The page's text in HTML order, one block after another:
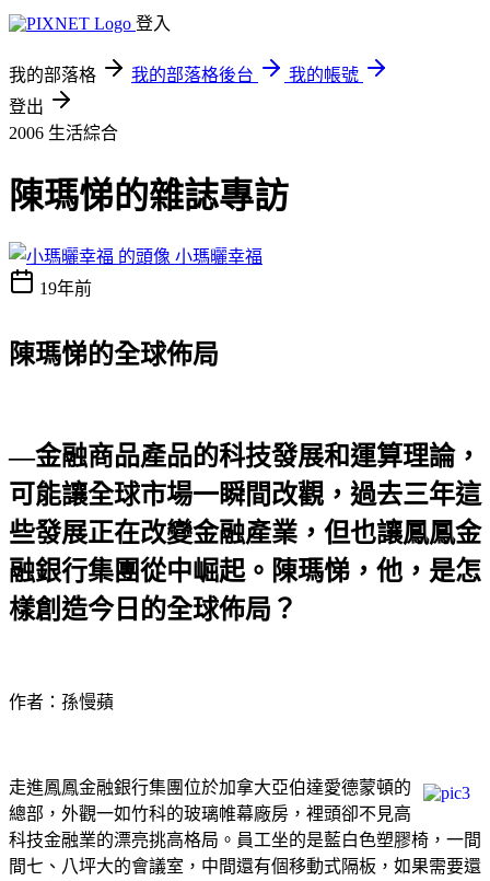
登入
我的部落格 我的部落格後台
我的帳號
登出
2006 生活綜合
陳瑪悌的雜誌專訪
小瑪曬幸福
19年前
陳瑪悌的全球佈局
—金融商品產品的科技發展和運算理論，
可能讓全球市場一瞬間改觀，過去三年這
些發展正在改變金融產業，但也讓鳳鳳金
融銀行集團從中崛起。陳瑪悌，他，是怎
樣創造今日的全球佈局？
作者：孫慢蘋
走進鳳鳳金融銀行集團位於加拿大亞伯達愛德蒙頓的
總部，外觀一如竹科的玻璃帷幕廠房，裡頭卻不見高
科技金融業的漂亮挑高格局。員工坐的是藍白色塑膠椅，一間
間七、八坪大的會議室，中間還有個移動式隔板，如果需要還